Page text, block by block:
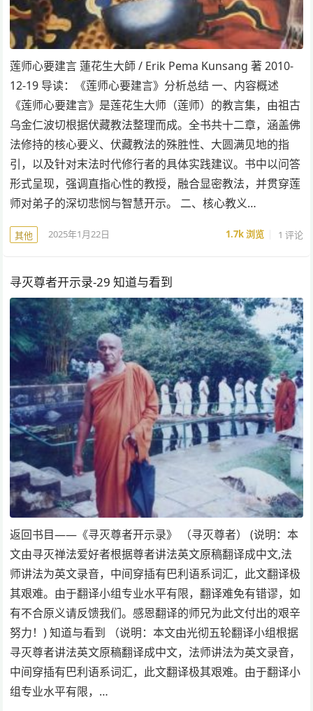
莲师心要建言 蓮花生大師 / Erik Pema Kunsang 著 2010-
12-19 导读：《莲师心要建言》分析总结 一、内容概述
《莲师心要建言》是莲花生大师（莲师）的教言集，由祖古
乌金仁波切根据伏藏教法整理而成。全书共十二章，涵盖佛
法修持的核心要义、伏藏教法的殊胜性、大圆满见地的指
引，以及针对末法时代修行者的具体实践建议。书中以问答
形式呈现，强调直指心性的教授，融合显密教法，并贯穿莲
师对弟子的深切悲悯与智慧开示。 二、核心教义…
其他 2025年1月22日 1.7k浏览 1 评论
寻灭尊者开示录-29 知道与看到
返回书目——《寻灭尊者开示录》 （寻灭尊者） (说明：本
文由寻灭禅法爱好者根据尊者讲法英文原稿翻译成中文,法
师讲法为英文录音，中间穿插有巴利语系词汇，此文翻译极
其艰难。由于翻译小组专业水平有限，翻译难免有错谬，如
有不合原义请反馈我们。感恩翻译的师兄为此文付出的艰辛
努力！) 知道与看到 （说明：本文由光彻五轮翻译小组根据
寻灭尊者讲法英文原稿翻译成中文，法师讲法为英文录音，
中间穿插有巴利语系词汇，此文翻译极其艰难。由于翻译小
组专业水平有限，…